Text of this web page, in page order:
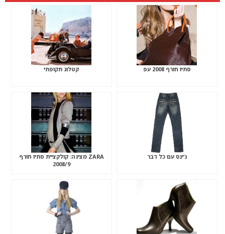
סתיו חורף 2008 עפ קטלוג תקופתי
ג’ינס עם כל דבר
ZARA מציגה: קולקציית סתיו חורף
2008/9